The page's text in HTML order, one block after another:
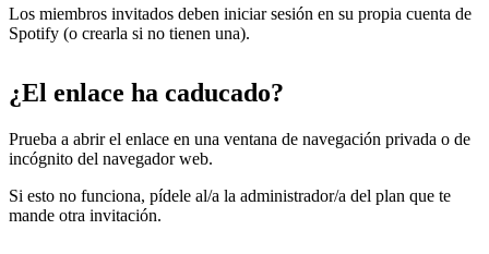
Los miembros invitados deben iniciar sesión en su propia cuenta de
Spotify (o crearla si no tienen una).
¿El enlace ha caducado?
Prueba a abrir el enlace en una ventana de navegación privada o de
incógnito del navegador web.
Si esto no funciona, pídele al/a la administrador/a del plan que te
mande otra invitación.